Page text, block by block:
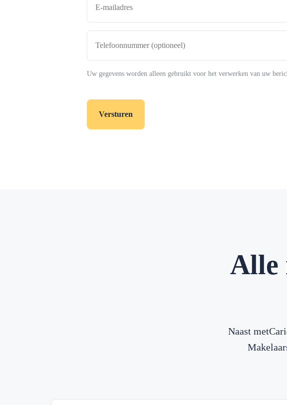
Uw gegevens worden alleen gebruikt voor het verwerken van uw
Alle
Naast